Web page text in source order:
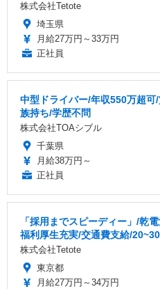
株式会社Tetote
埼玉県
月給27万円～33万円
正社員
中型ドライバー/年収550万超
族持ち/学歴不問
株式会社TOAシブル
千葉県
月給38万円～
正社員
「採用までスピーディー」/乾
福利厚生充実/交通費支給/
株式会社Tetote
東京都
月給27万円～34万円